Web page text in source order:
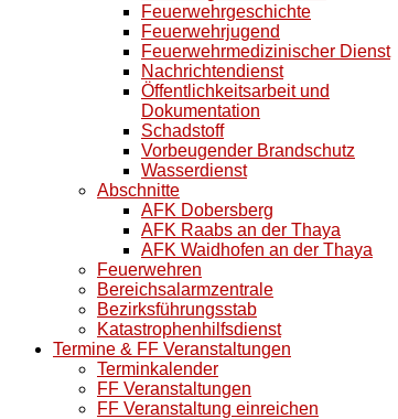
Feuerwehrgeschichte
Feuerwehrjugend
Feuerwehrmedizinischer Dienst
Nachrichtendienst
Öffentlichkeitsarbeit und
Dokumentation
Schadstoff
Vorbeugender Brandschutz
Wasserdienst
Abschnitte
AFK Dobersberg
AFK Raabs an der Thaya
AFK Waidhofen an der Thaya
Feuerwehren
Bereichsalarmzentrale
Bezirksführungsstab
Katastrophenhilfsdienst
Termine & FF Veranstaltungen
Terminkalender
FF Veranstaltungen
FF Veranstaltung einreichen